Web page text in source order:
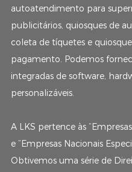
autoatendimento para
publicitários, quiosques de
coleta de tíquetes e
pagamento. Podemos
integradas de software,
personalizáveis.
A LKS pertence às
e “Empresas Nacionais
Obtivemos uma série de